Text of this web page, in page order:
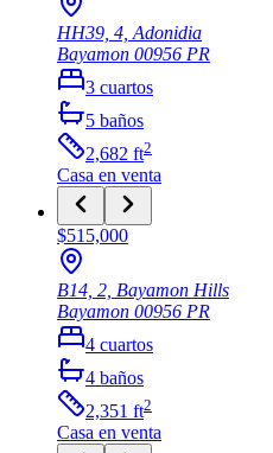
HH39, 4, Adonidia
Bayamon 00956 PR
3 cuartos
5 baños
2,682 ft2
Casa en venta
$515,000
B14, 2, Bayamon Hills
Bayamon 00956 PR
4 cuartos
4 baños
2,351 ft2
Casa en venta